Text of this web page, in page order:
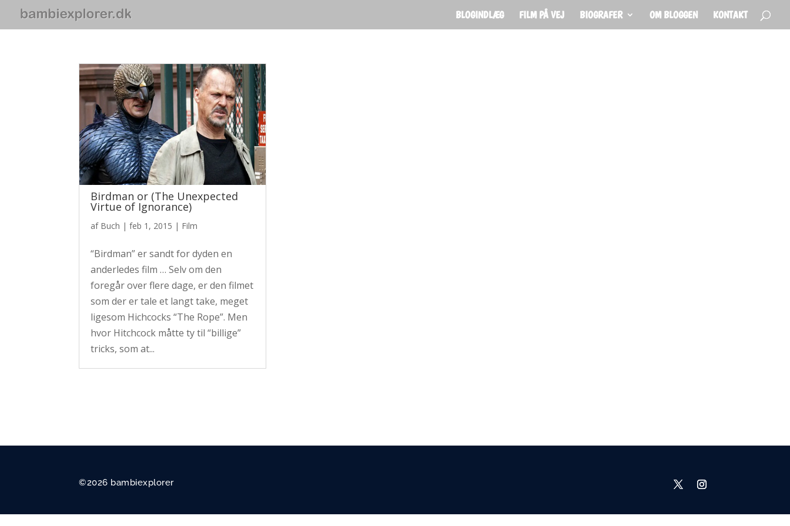
BLOGINDLÆG FILM PÅ VEJ BIOGRAFER OM BLOGGEN KONTAKT
Birdman or (The Unexpected
Virtue of Ignorance)
af Buch |feb 1, 2015 | Film
“Birdman” er sandt for dyden en
anderledes film … Selv om den
foregår over flere dage, er den filmet
som der er tale et langt take, meget
ligesom Hichcocks “The Rope”. Men
hvor Hitchcock måtte ty til “billige”
tricks, som at...
©2026 bambiexplorer